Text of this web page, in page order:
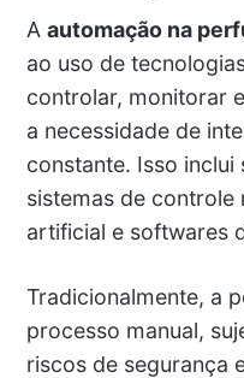
A automação na
ao uso de
controlar, monitorar
a necessidade de
constante. Isso
sistemas de controle
artificial e softwares
Tradicionalmente, a
processo manual,
riscos de segurança